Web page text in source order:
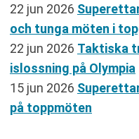
22 jun 2026
och tunga möten i
22 jun 2026 Taktiska
islossning på Olympia
15 jun 2026
på toppmöten